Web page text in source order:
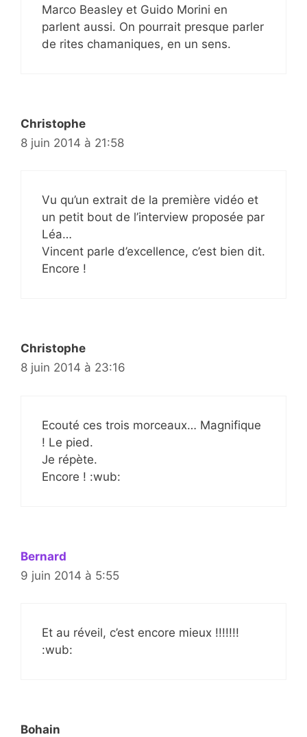
Marco Beasley et Guido Morini en
parlent aussi. On pourrait presque parler
de rites chamaniques, en un sens.
Christophe
8 juin 2014 à 21:58
Vu qu’un extrait de la première vidéo et
un petit bout de l’interview proposée par
Léa…
Vincent parle d’excellence, c’est bien dit.
Encore !
Christophe
8 juin 2014 à 23:16
Ecouté ces trois morceaux… Magnifique
! Le pied.
Je répète.
Encore ! :wub:
Bernard
9 juin 2014 à 5:55
Et au réveil, c’est encore mieux !!!!!!!
:wub:
Bohain